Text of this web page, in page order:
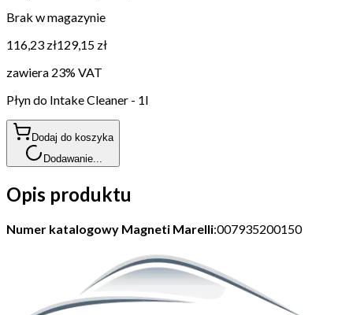
Brak w magazynie
116,23 zł129,15 zł
zawiera 23% VAT
Płyn do Intake Cleaner - 1l
Dodaj do koszyka
Dodawanie...
Opis produktu
Numer katalogowy Magneti Marelli:007935200150